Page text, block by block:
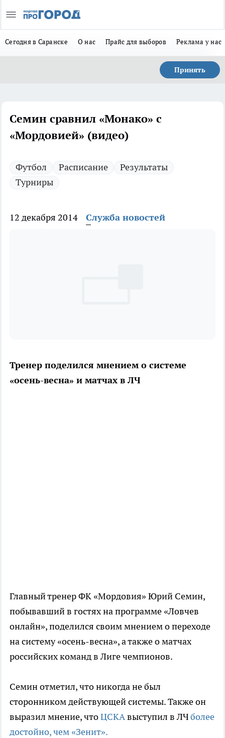
Сегодня в Саранске О нас Прайс для выборов Реклама у нас
Принять
Семин сравнил «Монако» с
«Мордовией» (видео)
Футбол Расписание
Результаты
Турниры
12 декабря 2014 Служба новостей
Тренер поделился мнением о системе
«осень-весна» и матчах в ЛЧ
Главный тренер ФК «Мордовия» Юрий Семин,
побывавший в гостях на программе «Ловчев
онлайн», поделился своим мнением о переходе
на систему «осень-весна», а также о матчах
российских команд в Лиге чемпионов.
Семин отметил, что никогда не был
сторонником действующей системы. Также он
выразил мнение, чтоЦСКАвыступил в ЛЧболее
достойно, чем «Зенит».